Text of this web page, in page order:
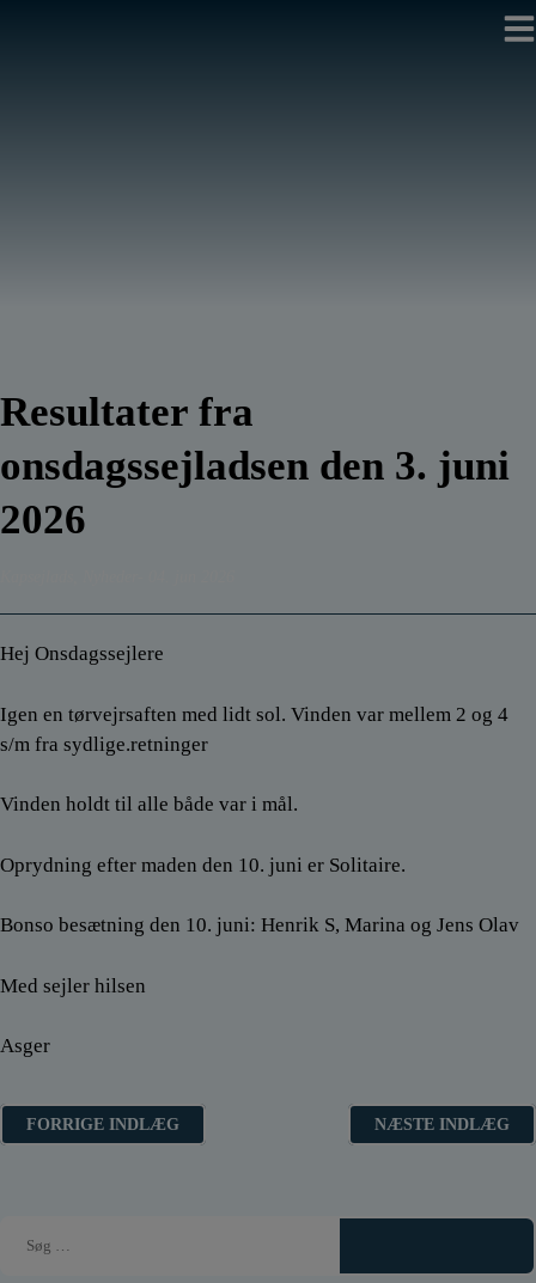
Resultater fra
onsdagssejladsen den 3. juni
2026
Hej Onsdagssejlere
Igen en tørvejrsaften med lidt sol. Vinden var mellem 2 og 4
s/m fra sydlige.retninger
Vinden holdt til alle både var i mål.
Oprydning efter maden den 10. juni er Solitaire.
Bonso besætning den 10. juni: Henrik S, Marina og Jens Olav
Med sejler hilsen
Asger
Indlægsnavigation
FORRIGE INDLÆG NÆSTE INDLÆG